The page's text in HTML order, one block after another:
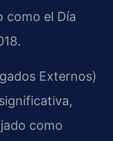
como el Día
Externos)
como